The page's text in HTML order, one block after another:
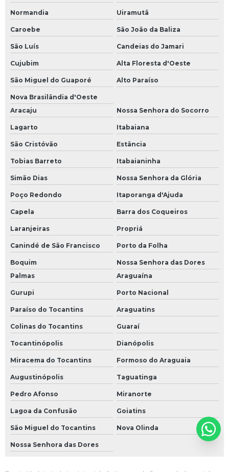
Normandia Uiramutã
Caroebe São João da Baliza
São Luís Candeias do Jamari
Cujubim Alta Floresta d'Oeste
São Miguel do Guaporé Alto Paraíso
Nova Brasilândia d'Oeste
Aracaju
Nossa Senhora do Socorro
Lagarto Itabaiana
São Cristóvão Estância
Tobias Barreto Itabaianinha
Simão Dias Nossa Senhora da Glória
Poço Redondo Itaporanga d'Ajuda
Capela Barra dos Coqueiros
Laranjeiras Propriá
Canindé de São Francisco Porto da Folha
Boquim
Nossa Senhora das Dores
Palmas
Araguaína
Gurupi Porto Nacional
Paraíso do Tocantins Araguatins
Colinas do Tocantins Guaraí
Tocantinópolis Dianópolis
Miracema do Tocantins Formoso do Araguaia
Augustinópolis Taguatinga
Pedro Afonso Miranorte
Lagoa da Confusão Goiatins
São Miguel do Tocantins Nova Olinda
Nossa Senhora das Dores